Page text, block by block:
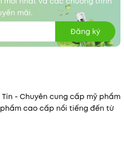
mãi.
Đăng ký
- Chuyên cung cấp mỹ phẩm
cao cấp nổi tiếng đến từ